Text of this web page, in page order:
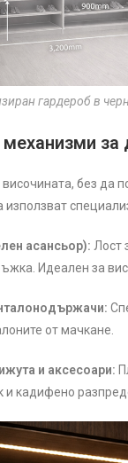
гардероб в
за
без да
асансьор): Лост
Идеален за
от мачкане.
и аксесоари:
и кадифено